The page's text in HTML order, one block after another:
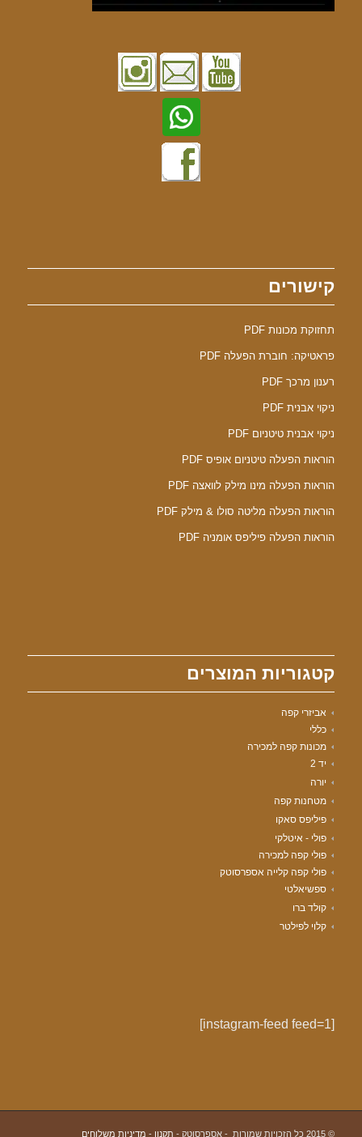
קישורים
תחזוקת מכונות PDF
פראטיקה: חוברת הפעלה PDF
רענון מרכך PDF
ניקוי אבנית PDF
ניקוי אבנית טיטניום PDF
הוראות הפעלה טיטניום אופיס PDF
הוראות הפעלה מינו מילק לוואצה PDF
הוראות הפעלה מליטה סולו & מילק PDF
הוראות הפעלה פיליפס אומניה PDF
קטגוריות המוצרים
אביזרי קפה
כללי
מכונות קפה למכירה
יד 2
יורה
מטחנות קפה
פיליפס סאקו
פולי - איטלקי
פולי קפה למכירה
פולי קפה קלייה אספרסוטק
ספשיאלטי
קולד ברו
קלוי לפילטר
[instagram-feed feed=1]
© 2015 כל הזכויות שמורות - אספרסוטק - תקנון - מדיניות משלוחים